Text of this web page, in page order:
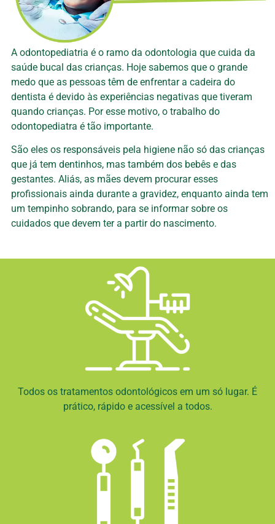
A odontopediatria é o ramo da odontologia que cuida da
saúde bucal das crianças. Hoje sabemos que o grande
medo que as pessoas têm de enfrentar a cadeira do
dentista é devido às experiências negativas que tiveram
quando crianças. Por esse motivo, o trabalho do
odontopediatra é tão importante.
São eles os responsáveis pela higiene não só das crianças
que já tem dentinhos, mas também dos bebês e das
gestantes. Aliás, as mães devem procurar esses
profissionais ainda durante a gravidez, enquanto ainda tem
um tempinho sobrando, para se informar sobre os
cuidados que devem ter a partir do nascimento.
Todos os tratamentos odontológicos em um só lugar. É
prático, rápido e acessível a todos.